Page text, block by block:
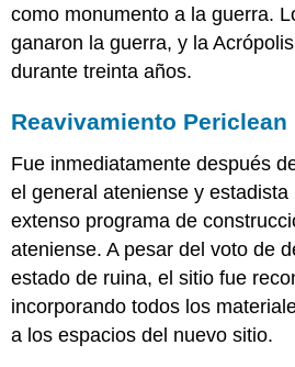
como monumento a la guerra.
ganaron la guerra, y la
durante treinta años.
Reavivamiento Periclean
Fue inmediatamente después
el general ateniense y
extenso programa de
ateniense. A pesar del voto de
estado de ruina, el sitio fue
incorporando todos los
a los espacios del nuevo sitio.